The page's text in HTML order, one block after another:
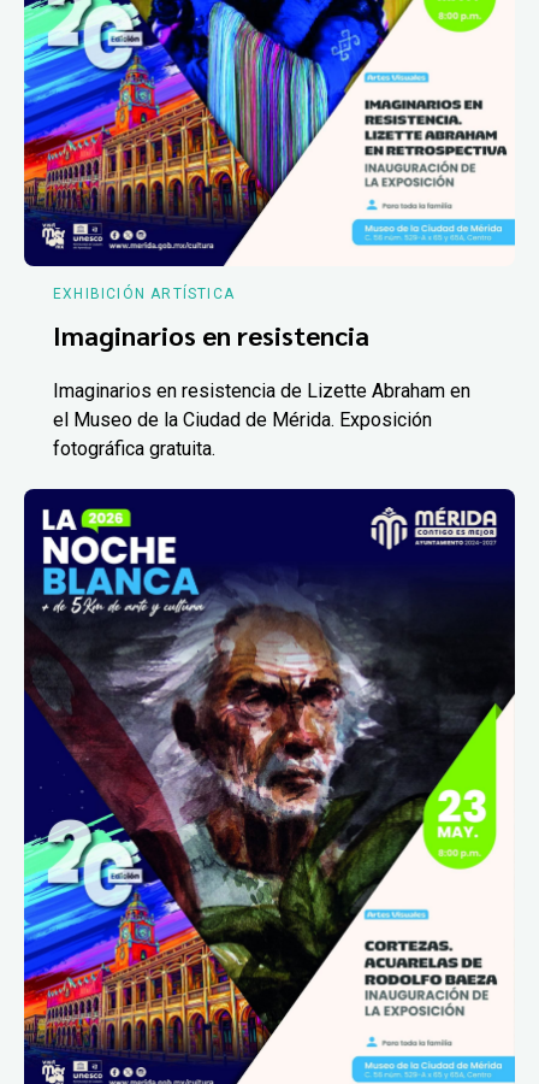
EXHIBICIÓN ARTÍSTICA
Imaginarios en resistencia
Imaginarios en resistencia de Lizette Abraham en
el Museo de la Ciudad de Mérida. Exposición
fotográfica gratuita.